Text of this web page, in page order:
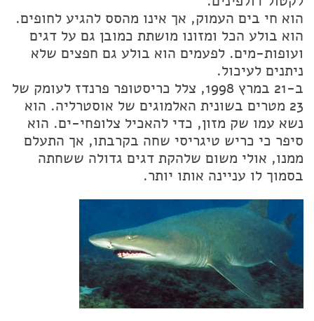
הוא חי בים העמוק, אך אינו מהסס להגיע לחופים.
הוא בולע הכל ומזונו מושתת כמובן גם על דגים
ועופות-מים. לפעמים הוא בולע גם חפצים שלא
ניתנים לעיכול.
ב-21 במרץ 1998, צלל כריסטופר פרנדז לעומק של
23 מטרים בשונית האלמוגים של אוסטרליה. הוא
נשא עמו שק מזון, כדי להאכיל צלופחי-ים. הוא
סיפר כי כריש טיגריסי שחה בקרבתו, אך התעלם
ממנו, אולי משום שלהקת דגים גדולה ששחתה
בסמוך לו עניינה אותו יותר.